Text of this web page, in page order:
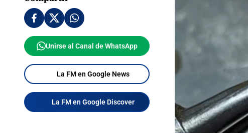
Unirse al Canal de WhatsApp
La FM en Google News
La FM en Google Discover